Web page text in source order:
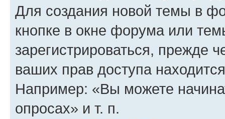
Для создания новой темы в
кнопке в окне форума или
зарегистрироваться, прежде
ваших прав доступа
Например: «Вы можете
опросах» и т. п.